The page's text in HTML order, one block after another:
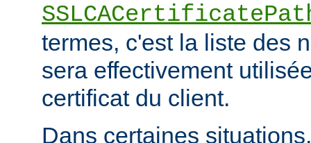
termes, c'est la liste des
sera effectivement
certificat du client.
Dans certaines